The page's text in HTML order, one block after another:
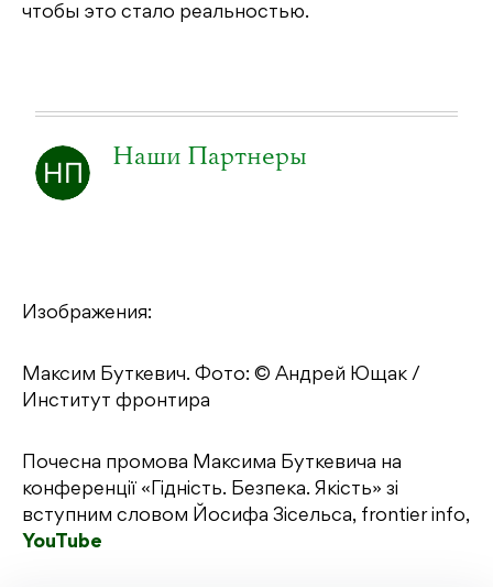
чтобы это стало реальностью.
Наши Партнеры
Изображения:
Максим Буткевич. Фото: © Андрей Ющак /
Институт фронтира
Почесна промова Максима Буткевича на
конференції «Гідність. Безпека. Якість» зі
вступним словом Йосифа Зісельса, frontier info,
YouTube